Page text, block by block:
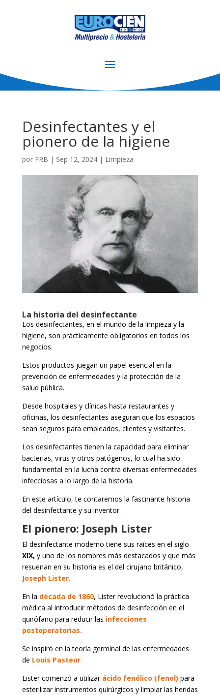
Desinfectantes y el
pionero de la higiene
por FRB | Sep 12, 2024| Limpieza
La historia del desinfectante
Los desinfectantes, en el mundo de la limpieza y la
higiene, son prácticamente obligatorios en todos los
negocios.
Estos productos juegan un papel esencial en la
prevención de enfermedades y la protección de la
salud pública.
Desde hospitales y clínicas hasta restaurantes y
oficinas, los desinfectantes aseguran que los espacios
sean seguros para empleados, clientes y visitantes.
Los desinfectantes tienen la capacidad para eliminar
bacterias, virus y otros patógenos, lo cual ha sido
fundamental en la lucha contra diversas enfermedades
infecciosas a lo largo de la historia.
En este artículo, te contaremos la fascinante historia
del desinfectante y su inventor.
El pionero: Joseph Lister
El desinfectante moderno tiene sus raíces en el siglo
XIX, y uno de los nombres más destacados y que más
resuenan en su historia es el del cirujano británico,
Joseph Lister.
En la década de 1860, Lister revolucionó la práctica
médica al introducir métodos de desinfección en el
quirófano para reducir las infecciones
postoperatorias.
Se inspiró en la teoría germinal de las enfermedades
de Louis Pasteur.
Lister comenzó a utilizar ácido fenólico (fenol) para
esterilizar instrumentos quirúrgicos y limpiar las heridas